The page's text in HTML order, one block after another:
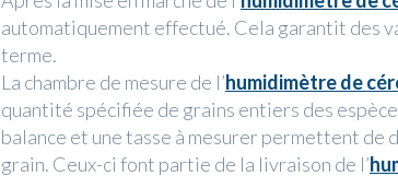
automatiquement effectué. Cela garantit des
terme.
La chambre de mesure de l’humidimètre de
quantité spécifiée de grains entiers des
balance et une tasse à mesurer permettent de
grain. Ceux-ci font partie de la livraison de l’